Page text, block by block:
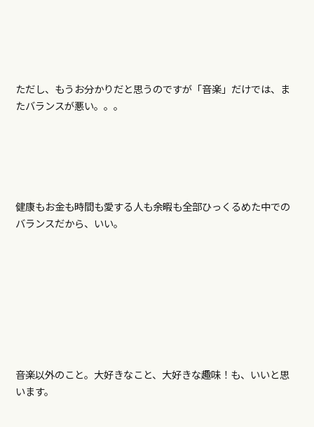
ただし、もうお分かりだと思うのですが「音楽」だけでは、ま
たバランスが悪い。。。
健康もお金も時間も愛する人も余暇も全部ひっくるめた中での
バランスだから、いい。
音楽以外のこと。大好きなこと、大好きな趣味！も、いいと思
います。